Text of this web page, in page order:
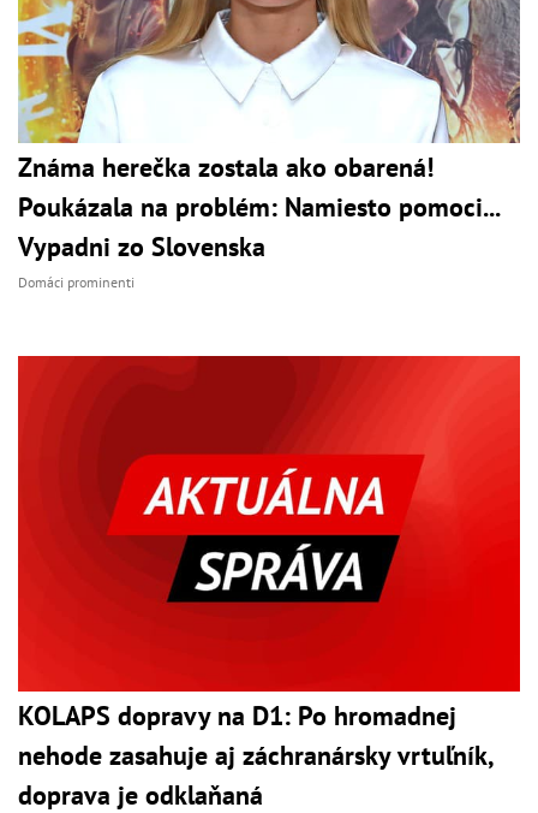
Známa herečka zostala ako obarená!
Poukázala na problém: Namiesto pomoci...
Vypadni zo Slovenska
Domáci prominenti
KOLAPS dopravy na D1: Po hromadnej
nehode zasahuje aj záchranársky vrtuľník,
doprava je odklaňaná